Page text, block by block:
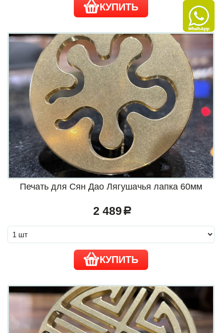
КУПИТЬ
Печать для Сян Дао Лягушачья лапка 60мм
2 489 a
КУПИТЬ